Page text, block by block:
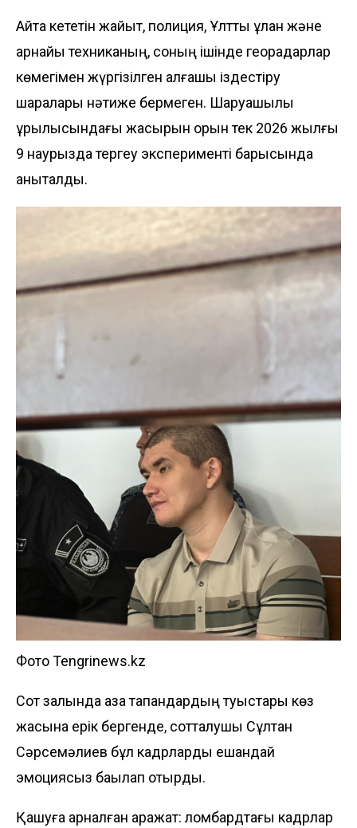
Айта кететін жайыт, полиция, Ұлттық ұлан және
арнайы техниканың, соның ішінде георадарлар
көмегімен жүргізілген алғашқы іздестіру
шаралары нәтиже бермеген. Шаруашылық
құрылысындағы жасырын орын тек 2026 жылғы
9 наурызда тергеу эксперименті барысында
анықталды.
Фото Tengrinews.kz
Сот залында қаза тапқандардың туыстары көз
жасына ерік бергенде, сотталушы Сұлтан
Сәрсемәлиев бұл кадрларды ешқандай
эмоциясыз бақылап отырды.
Қашуға арналған қаражат: ломбардтағы кадрлар